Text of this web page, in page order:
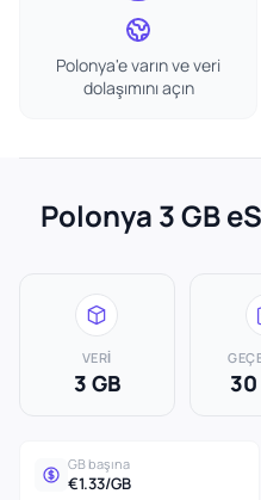
Polonya'e varın ve veri
dolaşımını açın
Polonya 3 GB
VERI
3 GB 30
GB başına
€1.33/GB